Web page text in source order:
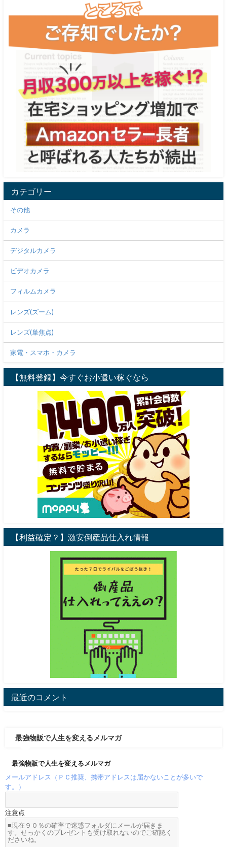
カテゴリー
その他
カメラ
デジタルカメラ
ビデオカメラ
フィルムカメラ
レンズ(ズーム)
レンズ(単焦点)
家電・スマホ・カメラ
【無料登録】今すぐお小遣い稼ぐなら
【利益確定？】激安倒産品仕入れ情報
最近のコメント
最強物販で人生を変えるメルマガ
最強物販で人生を変えるメルマガ
メールアドレス（ＰＣ推奨、携帯アドレスは届かないことが多いで
す。）
注意点